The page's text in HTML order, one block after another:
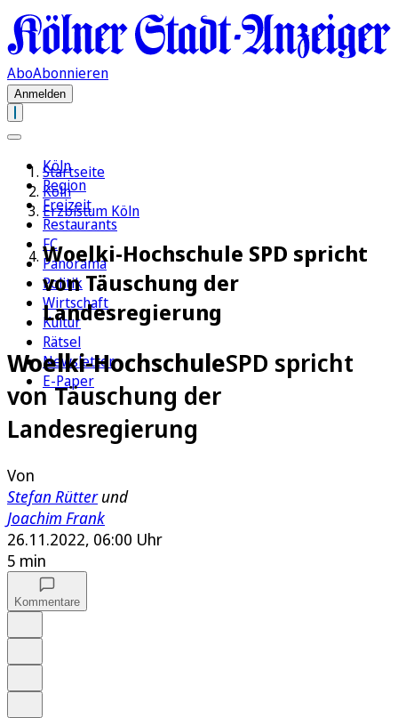
AboAbonnieren
Anmelden
Köln
Region
Freizeit
Restaurants
FC
Panorama
Politik
Wirtschaft
Kultur
Rätsel
Newsletter
E-Paper
Startseite
Köln
Erzbistum Köln
Woelki-Hochschule SPD spricht
von Täuschung der
Landesregierung
Woelki-HochschuleSPD spricht
von Täuschung der
Landesregierung
Von
Stefan Rütterund
Joachim Frank
26.11.2022, 06:00 Uhr
5 min
Kommentare